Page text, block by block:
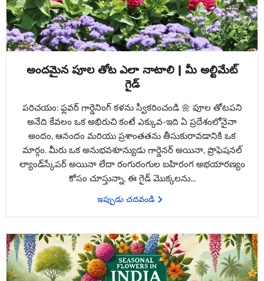
అందమైన పూల తోట ఎలా నాటాలి | మీ అల్టిమేట్
గైడ్
పరిచయం: ఫ్లవర్ గార్డెనింగ్ కళను స్వీకరించండి 🌼 పూల తోటపని
అనేది కేవలం ఒక అభిరుచి కంటే ఎక్కువ-ఇది ఏ ప్రదేశంలోనైనా
అందం, ఆనందం మరియు ప్రశాంతతను తీసుకురావడానికి ఒక
మార్గం. మీరు ఒక అనుభవశూన్యుడు గార్డెనర్ అయినా, ప్రొఫెషనల్
ల్యాండ్‌స్కేపర్ అయినా లేదా రంగురంగుల బహిరంగ అభయారణ్యం
కోసం చూస్తున్నా, ఈ గైడ్ మొక్కలను...
ఇప్పుడు చదవండి